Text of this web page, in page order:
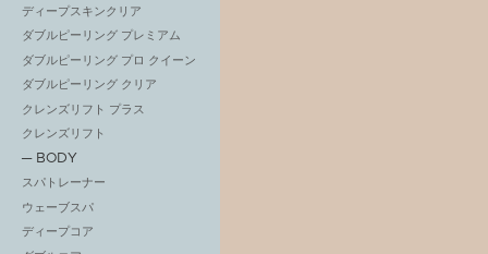
ディープスキンクリア
ダブルピーリング プレミアム
ダブルピーリング プロ クイーン
ダブルピーリング クリア
クレンズリフト プラス
クレンズリフト
─ BODY
スパトレーナー
ウェーブスパ
ディープコア